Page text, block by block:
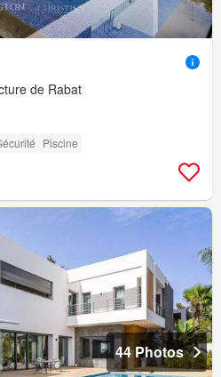
de Rabat
Piscine
44 Photos